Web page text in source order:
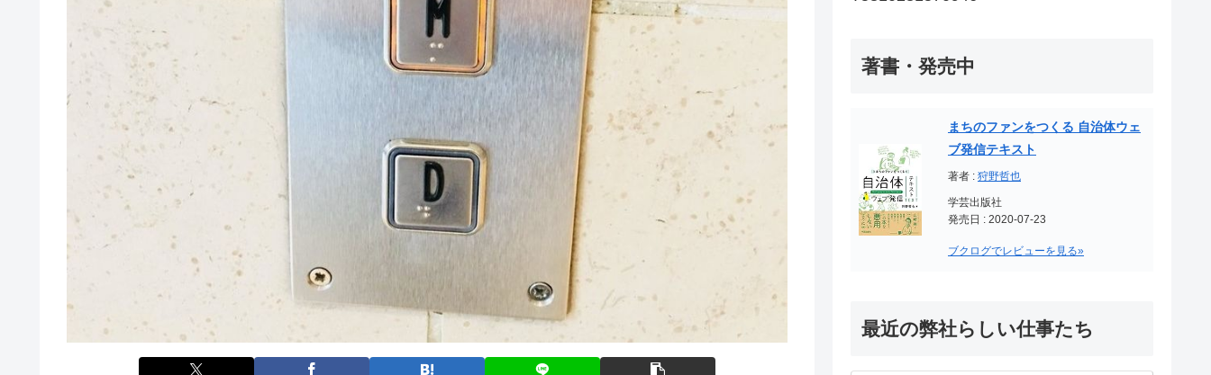
著書・発売中
まちのファンをつくる 自治体ウェ
ブ発信テキスト
著者 : 狩野哲也
学芸出版社
発売日 : 2020-07-23
ブクログでレビューを見る»
最近の弊社らしい仕事たち